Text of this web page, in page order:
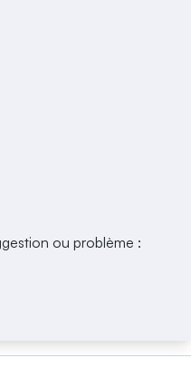
ou problème :